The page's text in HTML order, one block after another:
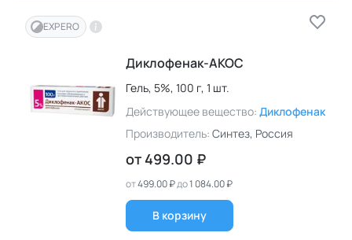
EXPERO
Диклофенак-АКОС
Гель, 5%, 100 г, 1 шт.
Действующее вещество: Диклофенак
Производитель: Синтез, Россия
от 499.00 ₽
от499.00 ₽до1 084.00 ₽
В корзину